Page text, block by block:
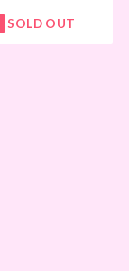
SOLD OUT